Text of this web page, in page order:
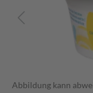
Abbildung kann